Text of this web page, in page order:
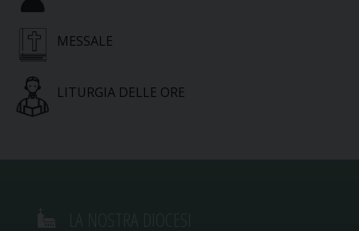
MESSALE
LITURGIA DELLE ORE